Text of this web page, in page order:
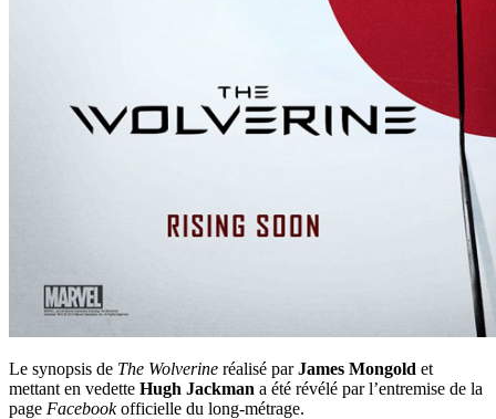
Le synopsis de The Wolverine réalisé parJames Mongold et
mettant en vedette Hugh Jackman a été révélé par l’entremise de la
page Facebookofficielle du long-métrage.